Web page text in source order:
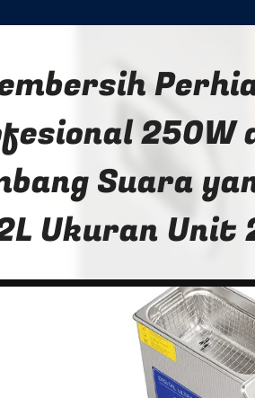
250W
Suara
Ukuran Unit